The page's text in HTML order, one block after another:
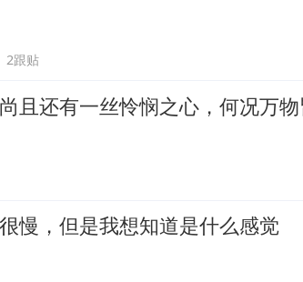
2跟贴
且还有一丝怜悯之心，何况万物
慢，但是我想知道是什么感觉